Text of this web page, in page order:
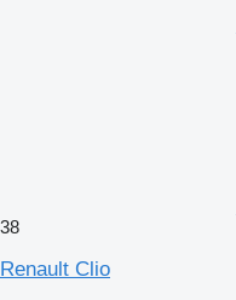
38
Renault Clio